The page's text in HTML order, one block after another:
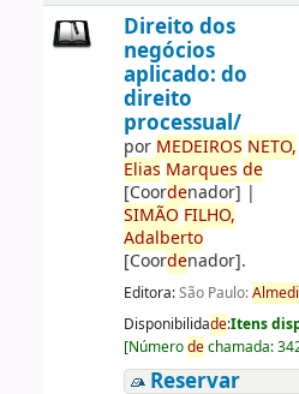
Direito dos
negócios
aplicado: do
direito
processual/
por MEDEIROS NETO,
Elias Marques de
[Coordenador] |
SIMÃO FILHO,
Adalberto
[Coordenador].
Editora:São Paulo:
Disponibilidade:Itens
[Númerodechamada:
Reservar